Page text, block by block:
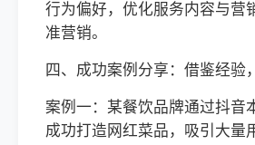
行为偏好，优化服务内容与营
准营销。
四、成功案例分享：借鉴经验
案例一：某餐饮品牌通过抖音
成功打造网红菜品，吸引大量